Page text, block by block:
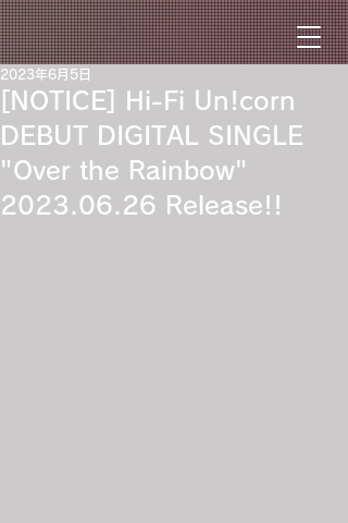
[NOTICE] Hi-Fi Un!corn
DEBUT DIGITAL SINGLE
"Over the Rainbow"
2023.06.26 Release!!
2023年6月5日